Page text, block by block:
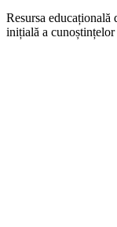
Resursa educațională
inițială a